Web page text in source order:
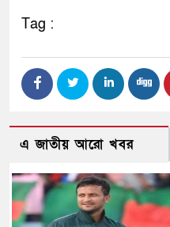
Tag :
এ জাতীয় আরো খবর